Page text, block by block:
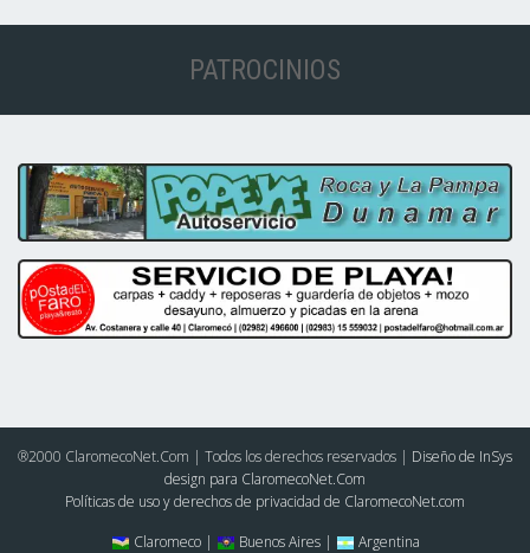
PATROCINIOS
®2000 ClaromecoNet.Com | Todos los derechos reservados | Diseño de InSys
design para ClaromecoNet.Com
Políticas de uso y derechos de privacidad de ClaromecoNet.com
Claromeco |
Buenos Aires | Argentina